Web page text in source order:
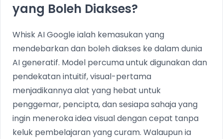
yang Boleh Diakses?
Whisk AI Google ialah kemasukan yang
mendebarkan dan boleh diakses ke dalam dunia
AI generatif. Model percuma untuk digunakan dan
pendekatan intuitif, visual-pertama
menjadikannya alat yang hebat untuk
penggemar, pencipta, dan sesiapa sahaja yang
ingin meneroka idea visual dengan cepat tanpa
keluk pembelajaran yang curam. Walaupun ia